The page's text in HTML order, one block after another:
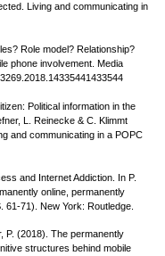
Living and communicating in
Role model? Relationship?
phone involvement. Media
Political information in the
L. Reinecke & C. Klimmt
and communicating in a POPC
and Internet Addiction. In P.
online, permanently
71). New York: Routledge.
P. (2018). The permanently
structures behind mobile